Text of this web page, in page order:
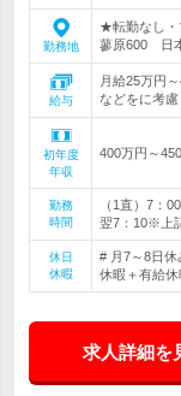
勤務地
★転勤なし・
蓼原600 日
給与
月給25万円
などをに考
初年度
年収
400万円～
勤務
時間
（1直）7：
翌7：10※上
休日
休暇
# 月7～8日
休暇＋有給
求人詳細を